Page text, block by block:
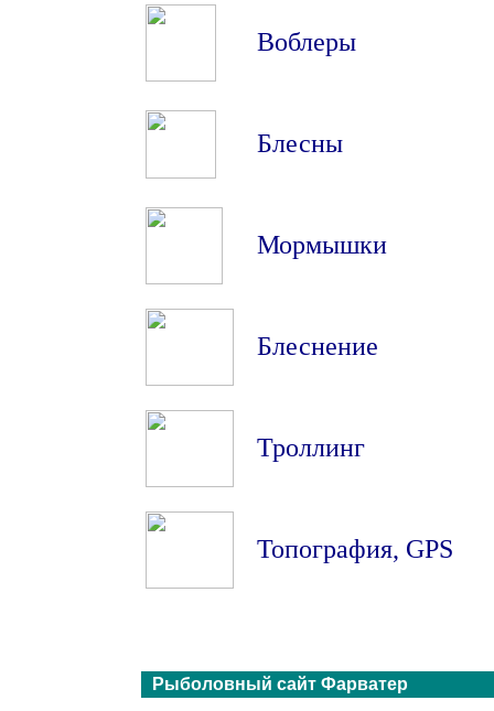
Воблеры
Блесны
Мормышки
Блеснение
Троллинг
Топография, GPS
Рыболовный сайт Фарватер